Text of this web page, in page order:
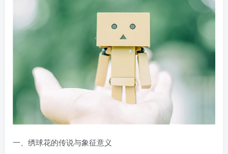
一、绣球花的传说与象征意义